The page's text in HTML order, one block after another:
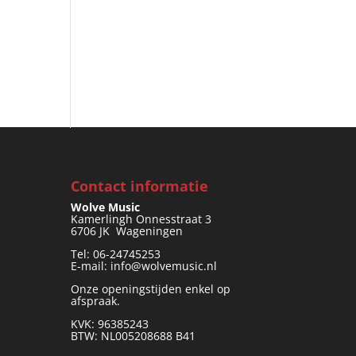
Contact informatie
Wolve Music
Kamerlingh Onnesstraat 3
6706 JK Wageningen
Tel: 06-24745253
E-mail: info@wolvemusic.nl
Onze openingstijden enkel op
afspraak.
KVK: 96385243
BTW: NL005208688 B41